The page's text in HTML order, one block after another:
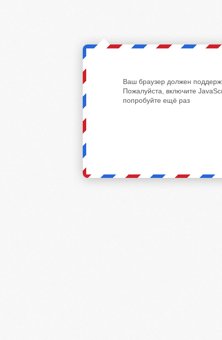
Ваш браузер должен
Пожалуйста, включите
попробуйте ещё раз